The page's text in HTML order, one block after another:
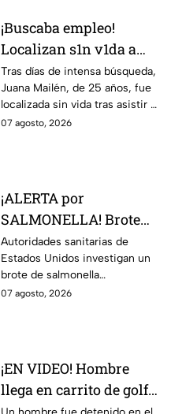
¡Buscaba empleo!
Localizan s1n v1da a
joven de 25 años que
acudió a entrevista de
trabajo falsa
Tras días de intensa búsqueda,
Juana Mailén, de 25 años, fue
localizada sin vida tras asistir a
una supuesta oferta laboral en
07 agosto, 2026
¡ALERTA por
SALMONELLA! Brote
ligado a CHILES
jalapeños ya afecta a 27
estados
Autoridades sanitarias de
Estados Unidos investigan un
brote de salmonella
relacionado con chiles
07 agosto, 2026
¡EN VIDEO! Hombre
llega en carrito de golf